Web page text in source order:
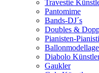
Travestie
Pantomime
Bands-DJ´s
Doubles &
Pianisten-
Diabolo
Gaukler